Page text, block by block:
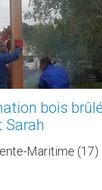
bois brûlé
Sarah
Maritime (17)